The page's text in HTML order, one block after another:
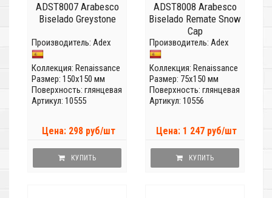
ADST8007 Arabesco
Biselado Greystone
Производитель: Adex
Коллекция: Renaissance
Размер: 150x150 мм
Поверхность: глянцевая
Артикул: 10555
Цена: 298 руб/шт
КУПИТЬ
ADST8008 Arabesco
Biselado Remate Snow
Cap
Производитель: Adex
Коллекция: Renaissance
Размер: 75x150 мм
Поверхность: глянцевая
Артикул: 10556
Цена: 1 247 руб/шт
КУПИТЬ